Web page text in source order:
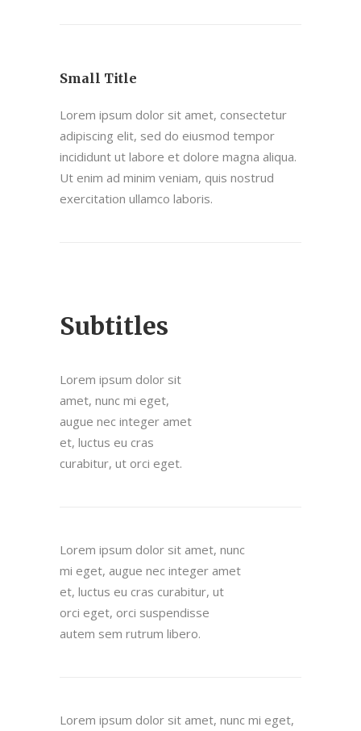
Small Title
Lorem ipsum dolor sit amet, consectetur
adipiscing elit, sed do eiusmod tempor
incididunt ut labore et dolore magna aliqua.
Ut enim ad minim veniam, quis nostrud
exercitation ullamco laboris.
Subtitles
Lorem ipsum dolor sit
amet, nunc mi eget,
augue nec integer amet
et, luctus eu cras
curabitur, ut orci eget.
Lorem ipsum dolor sit amet, nunc
mi eget, augue nec integer amet
et, luctus eu cras curabitur, ut
orci eget, orci suspendisse
autem sem rutrum libero.
Lorem ipsum dolor sit amet, nunc mi eget,